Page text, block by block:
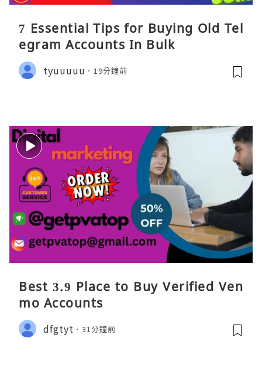
7 Essential Tips for Buying Old Tel
egram Accounts In Bulk
tyuuuuu 19分鐘前
Best 3.9 Place to Buy Verified Ven
mo Accounts
dfgtyt 31分鐘前